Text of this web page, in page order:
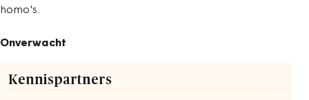
homo's.
Onverwacht
Kennispartners